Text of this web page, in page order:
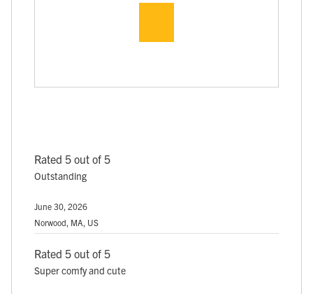
Rated 5 out of 5
Outstanding
June 30, 2026
Norwood, MA, US
Rated 5 out of 5
Super comfy and cute